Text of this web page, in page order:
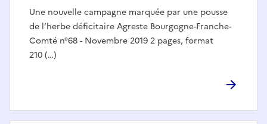
Une nouvelle campagne marquée par une pousse
de l’herbe déficitaire Agreste Bourgogne-Franche-
Comté n°68 - Novembre 2019 2 pages, format
210 (…)